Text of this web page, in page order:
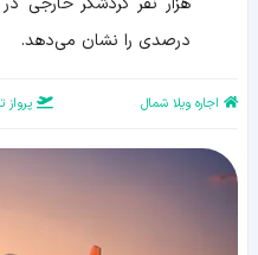
درصدی را نشان می‌دهد.
اجاره ویلا شمال پرواز